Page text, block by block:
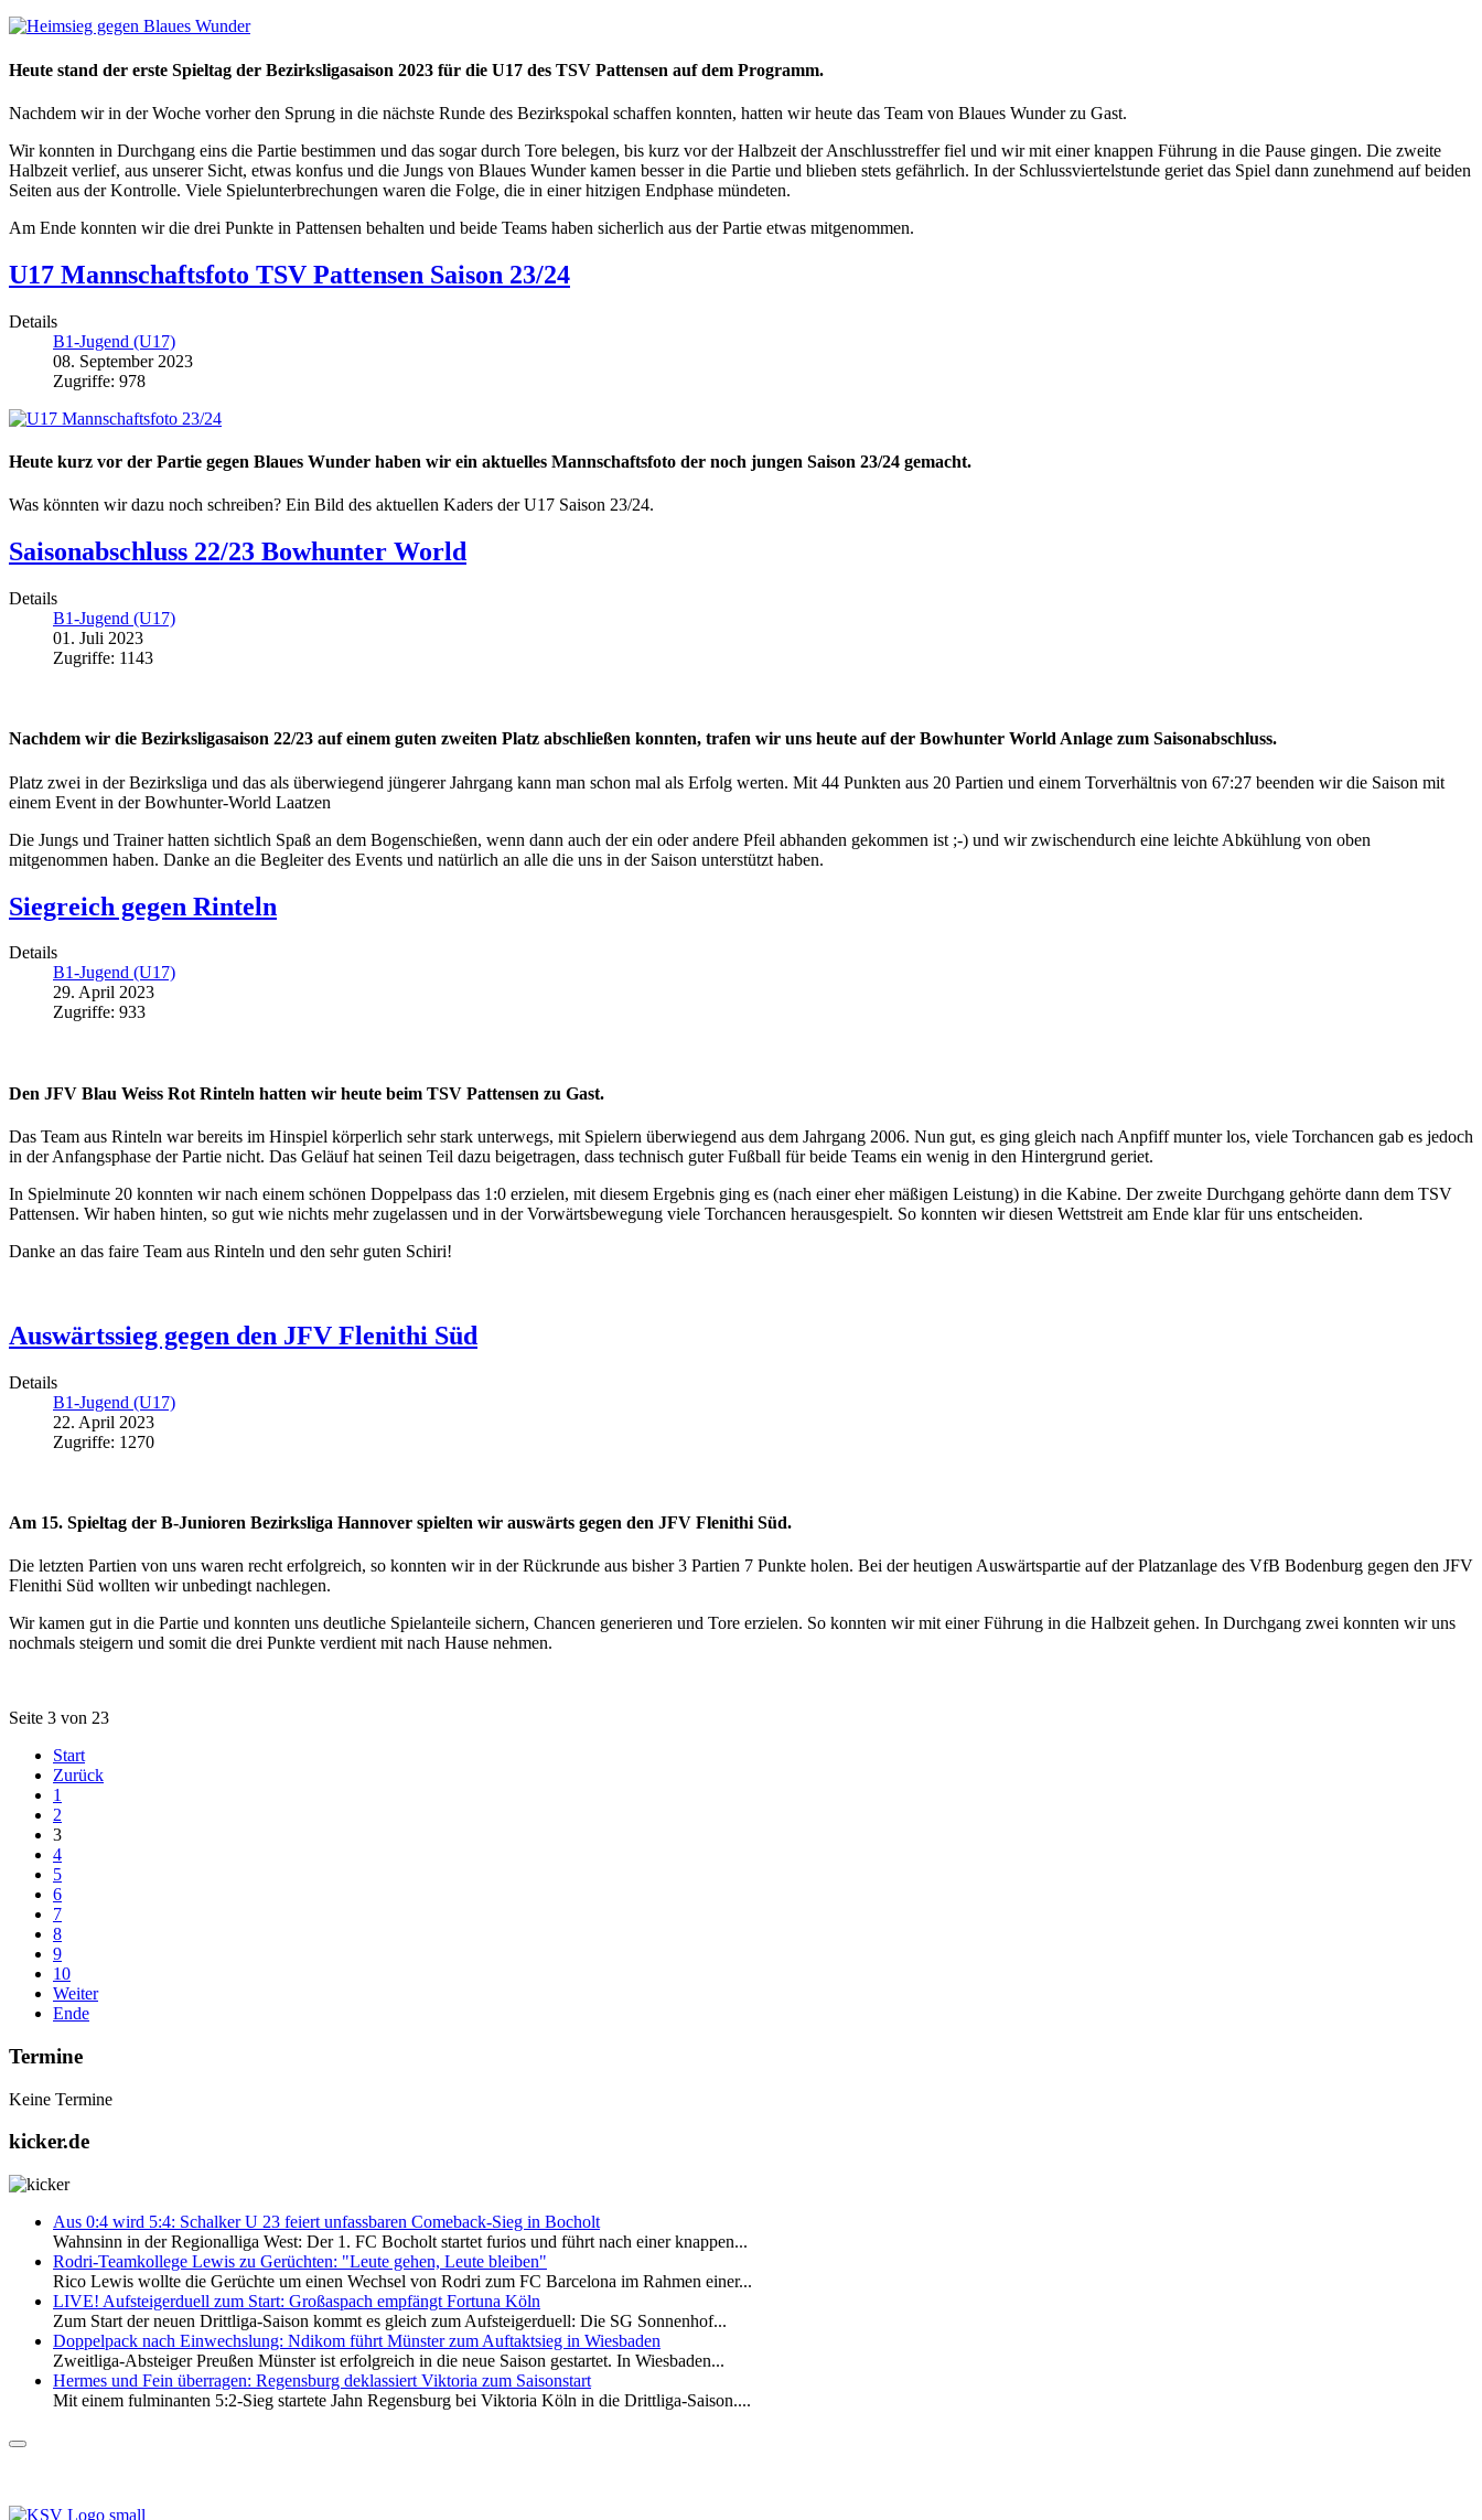
Heute stand der erste Spieltag der Bezirksligasaison 2023 für die U17 des TSV Pattensen auf dem Programm.
Nachdem wir in der Woche vorher den Sprung in die nächste Runde des Bezirkspokal schaffen konnten, hatten wir heute das Team von Blaues Wunder zu Gast.
Wir konnten in Durchgang eins die Partie bestimmen und das sogar durch Tore belegen, bis kurz vor der Halbzeit der Anschlusstreffer fiel und wir mit einer knappen Führung in die Pause gingen. Die zweite
Halbzeit verlief, aus unserer Sicht, etwas konfus und die Jungs von Blaues Wunder kamen besser in die Partie und blieben stets gefährlich. In der Schlussviertelstunde geriet das Spiel dann zunehmend auf beiden
Seiten aus der Kontrolle. Viele Spielunterbrechungen waren die Folge, die in einer hitzigen Endphase mündeten.
Am Ende konnten wir die drei Punkte in Pattensen behalten und beide Teams haben sicherlich aus der Partie etwas mitgenommen.
U17 Mannschaftsfoto TSV Pattensen Saison 23/24
Details
B1-Jugend (U17)
08. September 2023
Zugriffe: 978
Heute kurz vor der Partie gegen Blaues Wunder haben wir ein aktuelles Mannschaftsfoto der noch jungen Saison 23/24 gemacht.
Was könnten wir dazu noch schreiben? Ein Bild des aktuellen Kaders der U17 Saison 23/24.
Saisonabschluss 22/23 Bowhunter World
Details
B1-Jugend (U17)
01. Juli 2023
Zugriffe: 1143
Nachdem wir die Bezirksligasaison 22/23 auf einem guten zweiten Platz abschließen konnten, trafen wir uns heute auf der Bowhunter World Anlage zum Saisonabschluss.
Platz zwei in der Bezirksliga und das als überwiegend jüngerer Jahrgang kann man schon mal als Erfolg werten. Mit 44 Punkten aus 20 Partien und einem Torverhältnis von 67:27 beenden wir die Saison mit
einem Event in der Bowhunter-World Laatzen
Die Jungs und Trainer hatten sichtlich Spaß an dem Bogenschießen, wenn dann auch der ein oder andere Pfeil abhanden gekommen ist ;-) und wir zwischendurch eine leichte Abkühlung von oben
mitgenommen haben. Danke an die Begleiter des Events und natürlich an alle die uns in der Saison unterstützt haben.
Siegreich gegen Rinteln
Details
B1-Jugend (U17)
29. April 2023
Zugriffe: 933
Den JFV Blau Weiss Rot Rinteln hatten wir heute beim TSV Pattensen zu Gast.
Das Team aus Rinteln war bereits im Hinspiel körperlich sehr stark unterwegs, mit Spielern überwiegend aus dem Jahrgang 2006. Nun gut, es ging gleich nach Anpfiff munter los, viele Torchancen gab es jedoch
in der Anfangsphase der Partie nicht. Das Geläuf hat seinen Teil dazu beigetragen, dass technisch guter Fußball für beide Teams ein wenig in den Hintergrund geriet.
In Spielminute 20 konnten wir nach einem schönen Doppelpass das 1:0 erzielen, mit diesem Ergebnis ging es (nach einer eher mäßigen Leistung) in die Kabine. Der zweite Durchgang gehörte dann dem TSV
Pattensen. Wir haben hinten, so gut wie nichts mehr zugelassen und in der Vorwärtsbewegung viele Torchancen herausgespielt. So konnten wir diesen Wettstreit am Ende klar für uns entscheiden.
Danke an das faire Team aus Rinteln und den sehr guten Schiri!
Auswärtssieg gegen den JFV Flenithi Süd
Details
B1-Jugend (U17)
22. April 2023
Zugriffe: 1270
Am 15. Spieltag der B-Junioren Bezirksliga Hannover spielten wir auswärts gegen den JFV Flenithi Süd.
Die letzten Partien von uns waren recht erfolgreich, so konnten wir in der Rückrunde aus bisher 3 Partien 7 Punkte holen. Bei der heutigen Auswärtspartie auf der Platzanlage des VfB Bodenburg gegen den JFV
Flenithi Süd wollten wir unbedingt nachlegen.
Wir kamen gut in die Partie und konnten uns deutliche Spielanteile sichern, Chancen generieren und Tore erzielen. So konnten wir mit einer Führung in die Halbzeit gehen. In Durchgang zwei konnten wir uns
nochmals steigern und somit die drei Punkte verdient mit nach Hause nehmen.
Seite 3 von 23
Start
Zurück
1
2
3
4
5
6
7
8
9
10
Weiter
Ende
Termine
Keine Termine
kicker.de
Aus 0:4 wird 5:4: Schalker U 23 feiert unfassbaren Comeback-Sieg in Bocholt
Wahnsinn in der Regionalliga West: Der 1. FC Bocholt startet furios und führt nach einer knappen...
Rodri-Teamkollege Lewis zu Gerüchten: "Leute gehen, Leute bleiben"
Rico Lewis wollte die Gerüchte um einen Wechsel von Rodri zum FC Barcelona im Rahmen einer...
LIVE! Aufsteigerduell zum Start: Großaspach empfängt Fortuna Köln
Zum Start der neuen Drittliga-Saison kommt es gleich zum Aufsteigerduell: Die SG Sonnenhof...
Doppelpack nach Einwechslung: Ndikom führt Münster zum Auftaktsieg in Wiesbaden
Zweitliga-Absteiger Preußen Münster ist erfolgreich in die neue Saison gestartet. In Wiesbaden...
Hermes und Fein überragen: Regensburg deklassiert Viktoria zum Saisonstart
Mit einem fulminanten 5:2-Sieg startete Jahn Regensburg bei Viktoria Köln in die Drittliga-Saison....